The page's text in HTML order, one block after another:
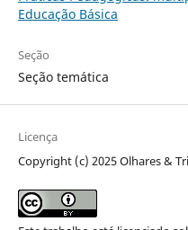
Educação Básica
Seção
Seção temática
Licença
Copyright (c) 2025 Olhares &